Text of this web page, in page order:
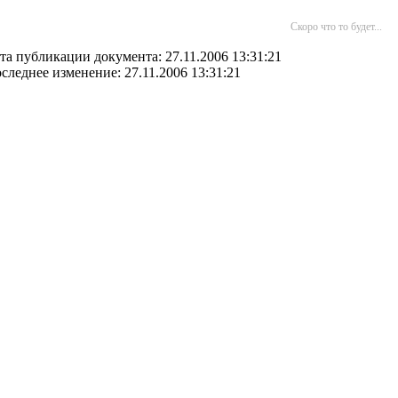
Скоро что то будет...
публикации документа: 27.11.2006 13:31:21
изменение: 27.11.2006 13:31:21